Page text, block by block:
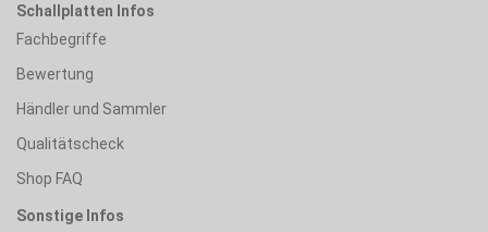
Schallplatten Infos
Fachbegriffe
Bewertung
Händler und Sammler
Qualitätscheck
Shop FAQ
Sonstige Infos